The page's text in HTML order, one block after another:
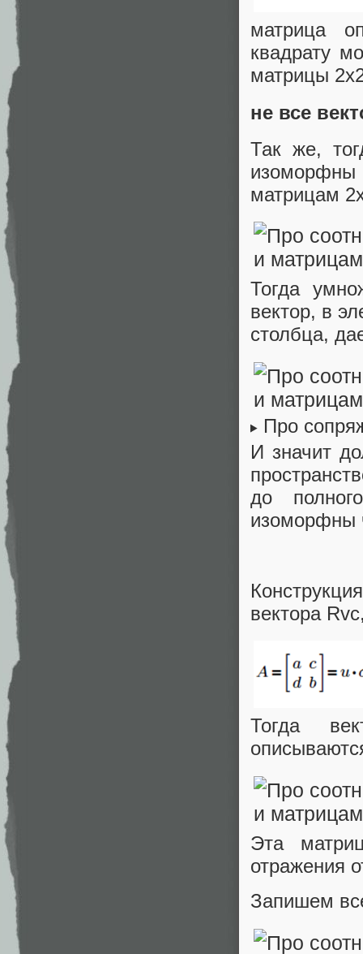
матрица
квадрату
матрицы
не все
Так же,
изоморфны
матрицам
Тогда
вектор, в
столбца,
Про
И значит
до
изоморфны
вектора
Тогда
Эта
отражения
Запишем